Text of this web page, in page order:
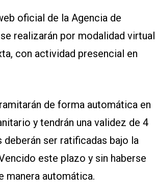
oficial de la Agencia de
realizarán por modalidad virtual
con actividad presencial en
de forma automática en
y tendrán una validez de 4
ser ratificadas bajo la
este plazo y sin haberse
manera automática.